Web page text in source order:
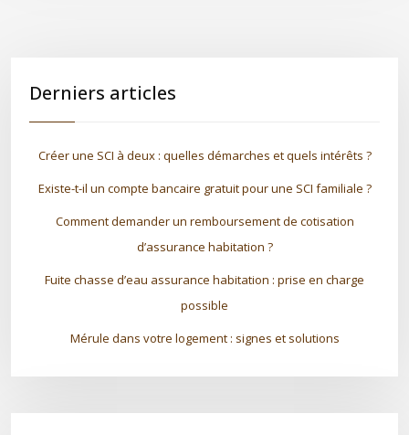
Derniers articles
Créer une SCI à deux : quelles démarches et quels intérêts ?
Existe-t-il un compte bancaire gratuit pour une SCI familiale ?
Comment demander un remboursement de cotisation
d’assurance habitation ?
Fuite chasse d’eau assurance habitation : prise en charge
possible
Mérule dans votre logement : signes et solutions